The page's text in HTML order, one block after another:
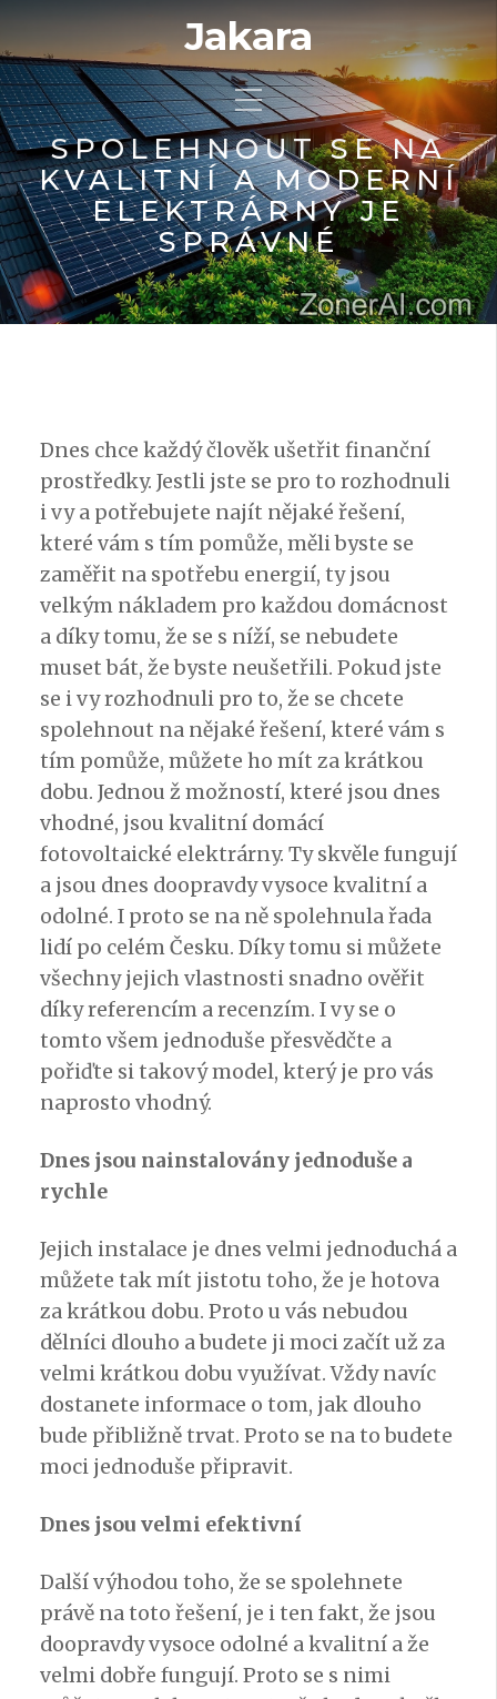
Jakara
SPOLEHNOUT SE NA
KVALITNÍ A MODERNÍ
ELEKTRÁRNY JE
SPRÁVNÉ
Dnes chce každý člověk ušetřit finanční
prostředky. Jestli jste se pro to rozhodnuli
i vy a potřebujete najít nějaké řešení,
které vám s tím pomůže, měli byste se
zaměřit na spotřebu energií, ty jsou
velkým nákladem pro každou domácnost
a díky tomu, že se s níží, se nebudete
muset bát, že byste neušetřili. Pokud jste
se i vy rozhodnuli pro to, že se chcete
spolehnout na nějaké řešení, které vám s
tím pomůže, můžete ho mít za krátkou
dobu. Jednou ž možností, které jsou dnes
vhodné, jsou kvalitní domácí
fotovoltaické elektrárny. Ty skvěle fungují
a jsou dnes doopravdy vysoce kvalitní a
odolné. I proto se na ně spolehnula řada
lidí po celém Česku. Díky tomu si můžete
všechny jejich vlastnosti snadno ověřit
díky referencím a recenzím. I vy se o
tomto všem jednoduše přesvědčte a
pořiďte si takový model, který je pro vás
naprosto vhodný.
Dnes jsou nainstalovány jednoduše a
rychle
Jejich instalace je dnes velmi jednoduchá a
můžete tak mít jistotu toho, že je hotova
za krátkou dobu. Proto u vás nebudou
dělníci dlouho a budete ji moci začít už za
velmi krátkou dobu využívat. Vždy navíc
dostanete informace o tom, jak dlouho
bude přibližně trvat. Proto se na to budete
moci jednoduše připravit.
Dnes jsou velmi efektivní
Další výhodou toho, že se spolehnete
právě na toto řešení, je i ten fakt, že jsou
doopravdy vysoce odolné a kvalitní a že
velmi dobře fungují. Proto se s nimi